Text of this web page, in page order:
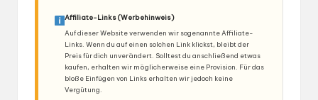
Affiliate-Links (Werbehinweis)
Auf dieser Website verwenden wir sogenannte Affiliate-
Links. Wenn du auf einen solchen Link klickst, bleibt der
Preis für dich unverändert. Solltest du anschließend etwas
kaufen, erhalten wir möglicherweise eine Provision. Für das
bloße Einfügen von Links erhalten wir jedoch keine
Vergütung.